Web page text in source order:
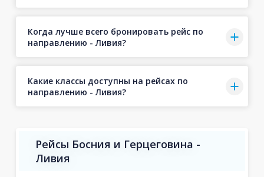
Когда лучше всего бронировать рейс по
направлению - Ливия?
Какие классы доступны на рейсах по
направлению - Ливия?
Рейсы Босния и Герцеговина -
Ливия